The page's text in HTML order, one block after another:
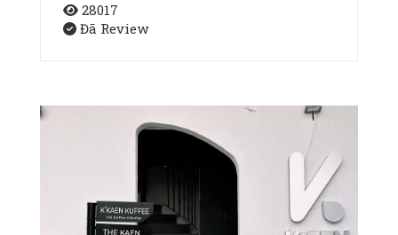
28017
Đã Review